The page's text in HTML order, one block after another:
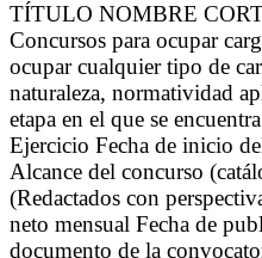
TÍTULO NOMBRE
Concursos para ocupar
ocupar cualquier tipo de
naturaleza, normatividad
etapa en el que se
Ejercicio Fecha de inicio
Alcance del concurso
(Redactados con
neto mensual Fecha de
documento de la